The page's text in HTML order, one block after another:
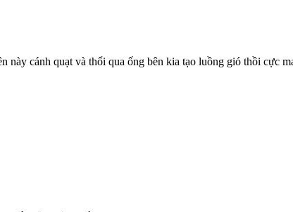
cánh quạt và thổi qua ống bên kia tạo luồng gió thồi cực